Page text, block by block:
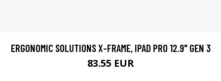
ERGONOMIC SOLUTIONS X-FRAME, IPAD PRO 12.9" GEN 3
83.55 EUR